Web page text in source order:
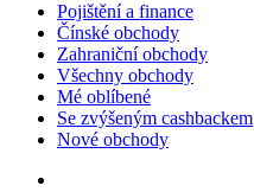
Pojištění a finance
Čínské obchody
Zahraniční obchody
Všechny obchody
Mé oblíbené
Se zvýšeným cashbackem
Nové obchody